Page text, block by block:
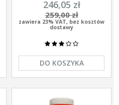
zasilaczem 9/12/230V
Unitra - U1000
246,05 zł
259,00 zł
zawiera 23% VAT, bez kosztów
dostawy
DO KOSZYKA